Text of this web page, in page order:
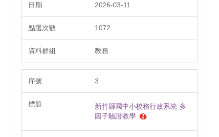
2026-03-11
1072
教務
3
新竹縣國中小校務行政系統-多
因子驗證教學